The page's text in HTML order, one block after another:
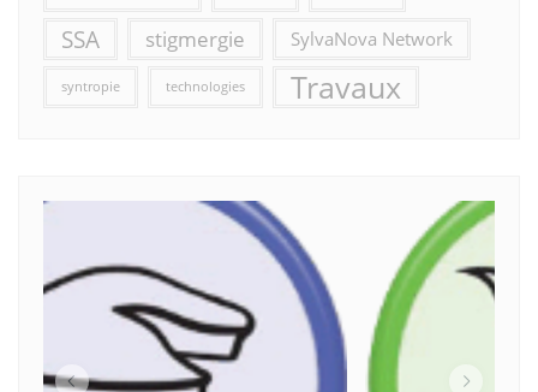
SSA stigmergie SylvaNova Network
syntropie technologies Travaux